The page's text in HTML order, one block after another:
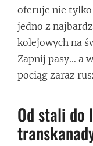
oferuje nie
jedno z
kolejowych na
Zapnij pasy… a
pociąg zaraz
Od stali do